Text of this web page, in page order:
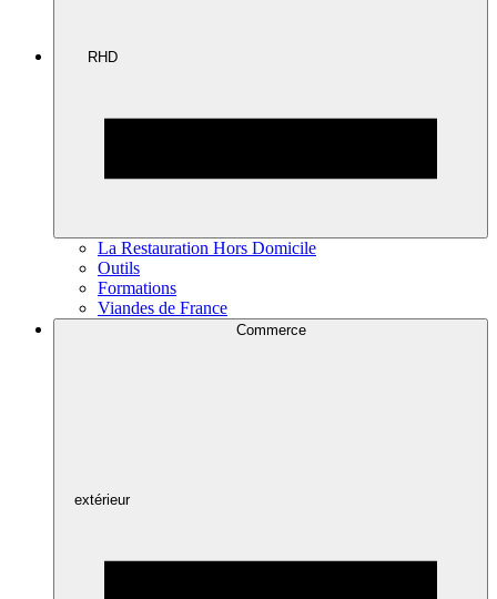
RHD
La Restauration Hors Domicile
Outils
Formations
Viandes de France
Commerce
extérieur